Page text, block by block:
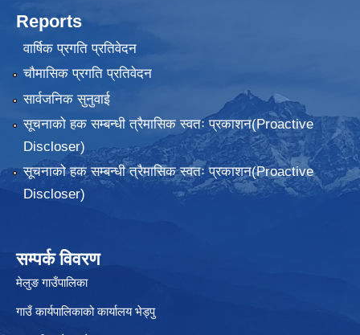
Reports
वार्षिक प्रगति प्रतिवेदन
चौमासिक प्रगति प्रतिवेदन
सार्वजनिक सुनुवाई
सूचनाको हक सम्बन्धी त्रैमासिक स्वतः प्रकाशन(Proactive
Discloser)
सूचनाको हक सम्बन्धी त्रैमासिक स्वतः प्रकाशन(Proactive
Discloser)
सम्पर्क विवरण
मेलुङ गाउँपालिका
गाउँ कार्यपालिकाको कार्यालय भेड्पु